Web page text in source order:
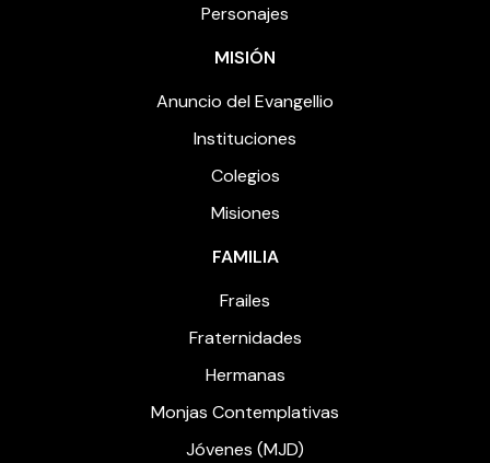
Personajes
MISIÓN
Anuncio del Evangellio
Instituciones
Colegios
Misiones
FAMILIA
Frailes
Fraternidades
Hermanas
Monjas Contemplativas
Jóvenes (MJD)